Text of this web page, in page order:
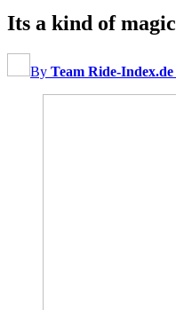
Its a kind of magic
By Team Ride-Index.de